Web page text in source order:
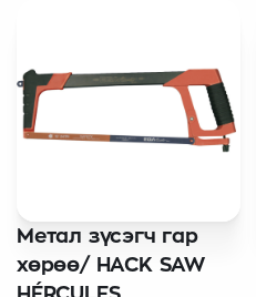
Метал зүсэгч гар
хөрөө/ HACK SAW